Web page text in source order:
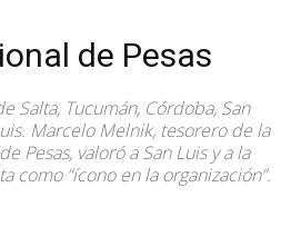
de Pesas
Salta, Tucumán, Córdoba, San
Marcelo Melnik, tesorero de la
Pesas, valoró a San Luis y a la
como “ícono en la organización”.